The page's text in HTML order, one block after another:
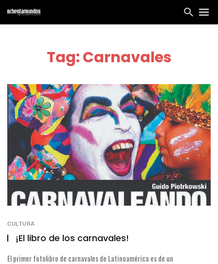
Tag: Carnavales
CULTURA
¡El libro de los carnavales!
El primer fotolibro de carnavales de Latinoamérica es de un